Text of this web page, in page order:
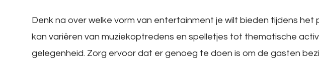
Denk na over welke vorm van entertainment je wilt bieden tijdens het
kan variëren van muziekoptredens en spelletjes tot thematische
gelegenheid. Zorg ervoor dat er genoeg te doen is om de gasten